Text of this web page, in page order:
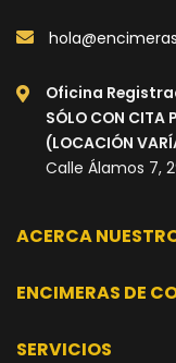
Oficina
SÓLO CON CITA
(LOCACIÓN
Calle Álamos 7,
ACERCA
ENCIMERAS DE
SERVICIOS